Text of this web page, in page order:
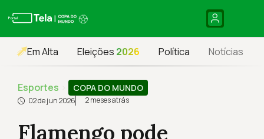
Em Alta Eleições 2026 Política Notícias
Esportes COPA DO MUNDO
02 de jun 2026 2 meses atrás
Flamengo pode